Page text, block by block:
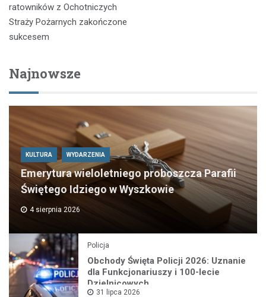
wpisu
ratowników z Ochotniczych
Straży Pożarnych zakończone
sukcesem
Najnowsze
KULTURA WYDARZENIA
Emerytura wieloletniego proboszcza Parafii
Świętego Idziego w Wyszkowie
4 sierpnia 2026
Policja
Obchody Święta Policji 2026: Uznanie
dla Funkcjonariuszy i 100-lecie
Dzielnicowych
31 lipca 2026